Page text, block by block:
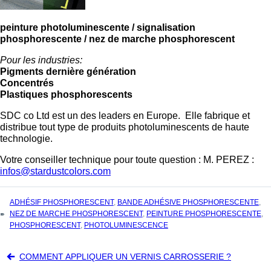
peinture photoluminescente / signalisation
phosphorescente / nez de marche phosphorescent
Pour les industries:
Pigments dernière génération
Concentrés
Plastiques phosphorescents
SDC co Ltd est un des leaders en Europe. Elle fabrique et
distribue tout type de produits photoluminescents de haute
technologie.
Votre conseiller technique pour toute question : M. PEREZ :
infos@stardustcolors.com
TAGS
:
ADHÉSIF PHOSPHORESCENT, BANDE ADHÉSIVE PHOSPHORESCENTE,
NEZ DE MARCHE PHOSPHORESCENT, PEINTURE PHOSPHORESCENTE,
PHOSPHORESCENT, PHOTOLUMINESCENCE
Navigation
COMMENT APPLIQUER UN VERNIS CARROSSERIE ?